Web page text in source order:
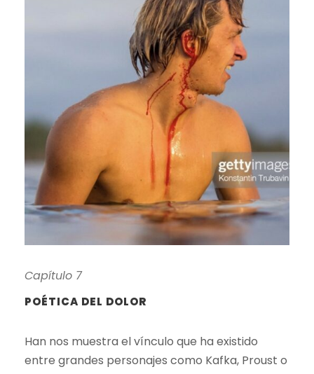
Capítulo 7
POÉTICA DEL DOLOR
Han nos muestra el vínculo que ha existido
entre grandes personajes como Kafka, Proust o